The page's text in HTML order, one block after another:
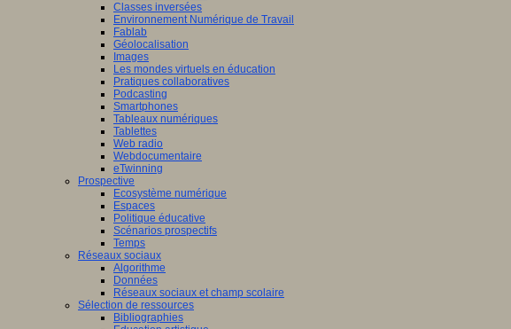
Classes inversées
Environnement Numérique de Travail
Fablab
Géolocalisation
Images
Les mondes virtuels en éducation
Pratiques collaboratives
Podcasting
Smartphones
Tableaux numériques
Tablettes
Web radio
Webdocumentaire
eTwinning
Prospective
Ecosystème numérique
Espaces
Politique éducative
Scénarios prospectifs
Temps
Réseaux sociaux
Algorithme
Données
Réseaux sociaux et champ scolaire
Sélection de ressources
Bibliographies